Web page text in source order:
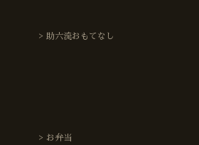
助六流おもてなし
お弁当